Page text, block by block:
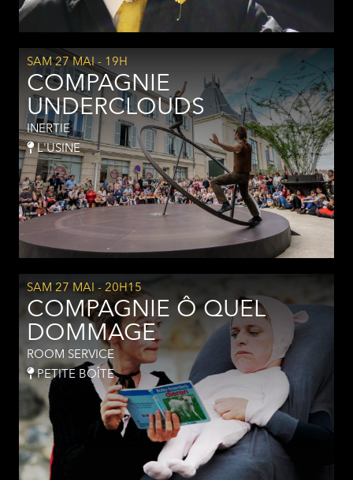
SAM 27 MAI- 19H
COMPAGNIE
UNDERCLOUDS
INERTIE
L'USINE
SAM 27 MAI - 20H15
COMPAGNIE Ô QUEL
DOMMAGE
ROOM SERVICE
PETITE BOÎTE